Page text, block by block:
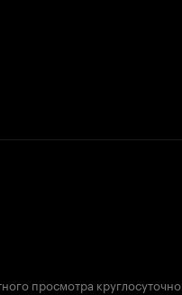
просмотра круглосуточно